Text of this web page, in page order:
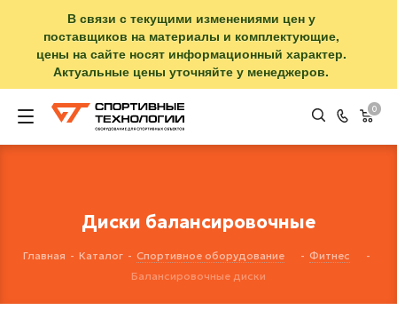
В связи с текущими изменениями цен у
поставщиков на материалы и комплектующие,
цены на сайте носят информационный характер.
Актуальные цены уточняйте у менеджеров.
0
Диски балансировочные
Главная - Каталог - Спортивное оборудование - Фитнес
-
Балансировочные диски